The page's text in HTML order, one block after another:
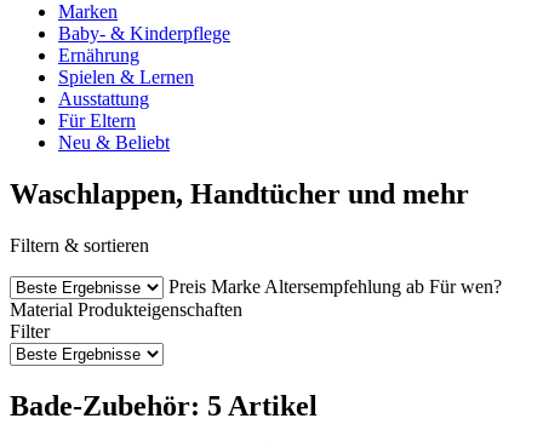
Marken
Baby- & Kinderpflege
Ernährung
Spielen & Lernen
Ausstattung
Für Eltern
Neu & Beliebt
Waschlappen, Handtücher und mehr
Filtern & sortieren
Preis Marke Altersempfehlung ab Für wen?
Material Produkteigenschaften
Filter
Bade-Zubehör: 5 Artikel